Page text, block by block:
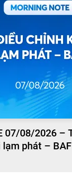
07/08/2026 –
phát – BAF